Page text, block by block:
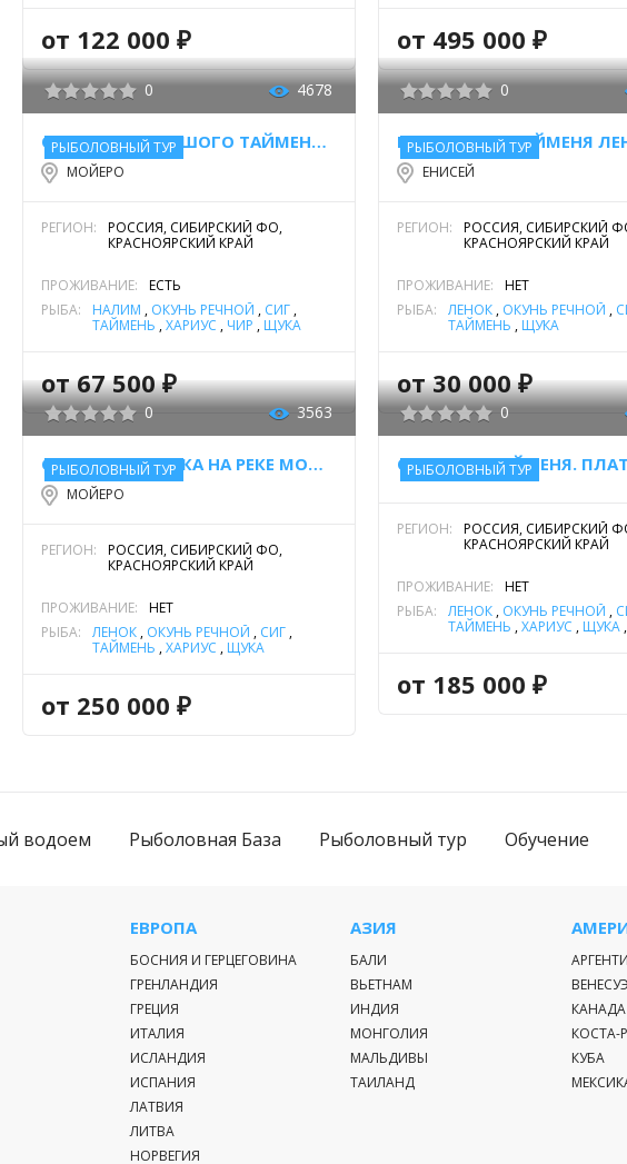
Кроме
где
ДЕНЬ 0
позволяет
вечерняя
ДЕНЬ 2
ДЕНЬ 3-6
гостинице,
ДЕНЬ 8
расходы,
от 122 000 ₽ от 495 000 ₽
РЫБОЛОВНЫЙ ТУР
0 4678
ОХОТА НА БОЛЬШОГО ТАЙМЕНЯ НА РЕКЕ МОЙЕРО
МОЙЕРО
РЕГИОН:
РОССИЯ, СИБИРСКИЙ ФО,
КРАСНОЯРСКИЙ КРАЙ
ПРОЖИВАНИЕ:
ЕСТЬ
РЫБА:
НАЛИМ , ОКУНЬ РЕЧНОЙ , СИГ ,
ТАЙМЕНЬ ,ХАРИУС , ЧИР , ЩУКА
от 67 500 ₽
РЫБОЛОВНЫЙ ТУР
0
ЕНИСЕЙ
РЕГИОН:
РОССИЯ, СИБИРСКИЙ
КРАСНОЯРСКИЙ КРАЙ
ПРОЖИВАНИЕ:
НЕТ
РЫБА:
ЛЕНОК, ОКУНЬ РЕЧНОЙ ,
ТАЙМЕНЬ , ЩУКА
от 30 000 ₽
РЫБОЛОВНЫЙ ТУР
0 3563
СПЛАВ И РЫБАЛКА НА РЕКЕ МОЙЕРО
МОЙЕРО
РЕГИОН:
РОССИЯ, СИБИРСКИЙ ФО,
КРАСНОЯРСКИЙ КРАЙ
ПРОЖИВАНИЕ:
НЕТ
РЫБА:
ЛЕНОК , ОКУНЬ РЕЧНОЙ , СИГ ,
ТАЙМЕНЬ ,ХАРИУС , ЩУКА
от 250 000 ₽
РЫБОЛОВНЫЙ ТУР
0
РЕГИОН:
РОССИЯ, СИБИРСКИЙ
КРАСНОЯРСКИЙ КРАЙ
ПРОЖИВАНИЕ:
НЕТ
РЫБА:
ЛЕНОК, ОКУНЬ РЕЧНОЙ ,
ТАЙМЕНЬ ,ХАРИУС , ЩУКА,
от 185 000 ₽
водоем Рыболовная База Рыболовный тур Обучение
ЕВРОПА
БОСНИЯ И ГЕРЦЕГОВИНА
ГРЕНЛАНДИЯ
ГРЕЦИЯ
ИТАЛИЯ
ИСЛАНДИЯ
ИСПАНИЯ
ЛАТВИЯ
ЛИТВА
НОРВЕГИЯ
АЗИЯ
БАЛИ
ВЬЕТНАМ
ИНДИЯ
МОНГОЛИЯ
МАЛЬДИВЫ
ТАИЛАНД
КАНАДА
КОСТА-
КУБА